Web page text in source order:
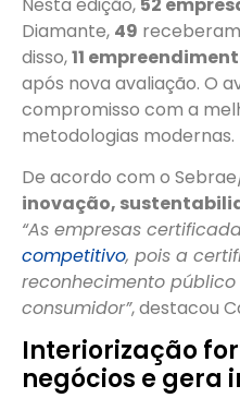
Diamante, 49
disso,11
após nova avaliação. O
compromisso com a
metodologias modernas.
De acordo com o
inovação,
“As empresas
competitivo, pois a
reconhecimento
consumidor”, destacou
Interiorização
negócios e gera